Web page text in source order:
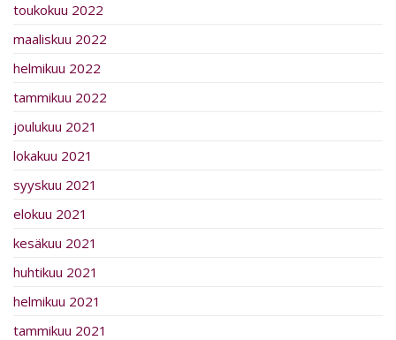
toukokuu 2022
maaliskuu 2022
helmikuu 2022
tammikuu 2022
joulukuu 2021
lokakuu 2021
syyskuu 2021
elokuu 2021
kesäkuu 2021
huhtikuu 2021
helmikuu 2021
tammikuu 2021